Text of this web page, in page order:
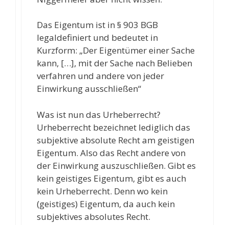
Das Eigentum ist in § 903 BGB
legaldefiniert und bedeutet in
Kurzform: „Der Eigentümer einer Sache
kann, […], mit der Sache nach Belieben
verfahren und andere von jeder
Einwirkung ausschließen“
Was ist nun das Urheberrecht?
Urheberrecht bezeichnet lediglich das
subjektive absolute Recht am geistigen
Eigentum. Also das Recht andere von
der Einwirkung auszuschließen. Gibt es
kein geistiges Eigentum, gibt es auch
kein Urheberrecht. Denn wo kein
(geistiges) Eigentum, da auch kein
subjektives absolutes Recht.